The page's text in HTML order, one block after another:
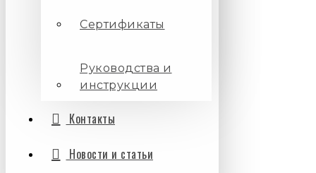
Сертификаты
Руководства и
инструкции
Контакты
Новости и статьи